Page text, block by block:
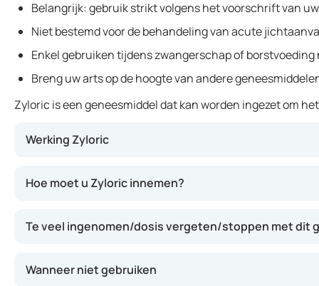
Belangrijk: gebruik strikt volgens het voorschrift van
Niet bestemd voor de behandeling van acute
Enkel gebruiken tijdens zwangerschap of borstvoeding
Breng uw arts op de hoogte van andere
Zyloric is een geneesmiddel dat kan worden ingezet om
Werking Zyloric
Hoe moet u Zyloric innemen?
Te veel ingenomen/dosis vergeten/stoppen met dit
Wanneer niet gebruiken